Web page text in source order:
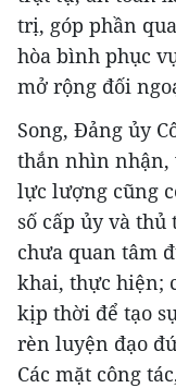
trị, góp phần
hòa bình phục
mở rộng đối
Song, Đảng ủy
thắn nhìn nhận,
lực lượng cũng
số cấp ủy và
chưa quan tâm
khai, thực hiện;
kịp thời để tạo
rèn luyện đạo
Các mặt công